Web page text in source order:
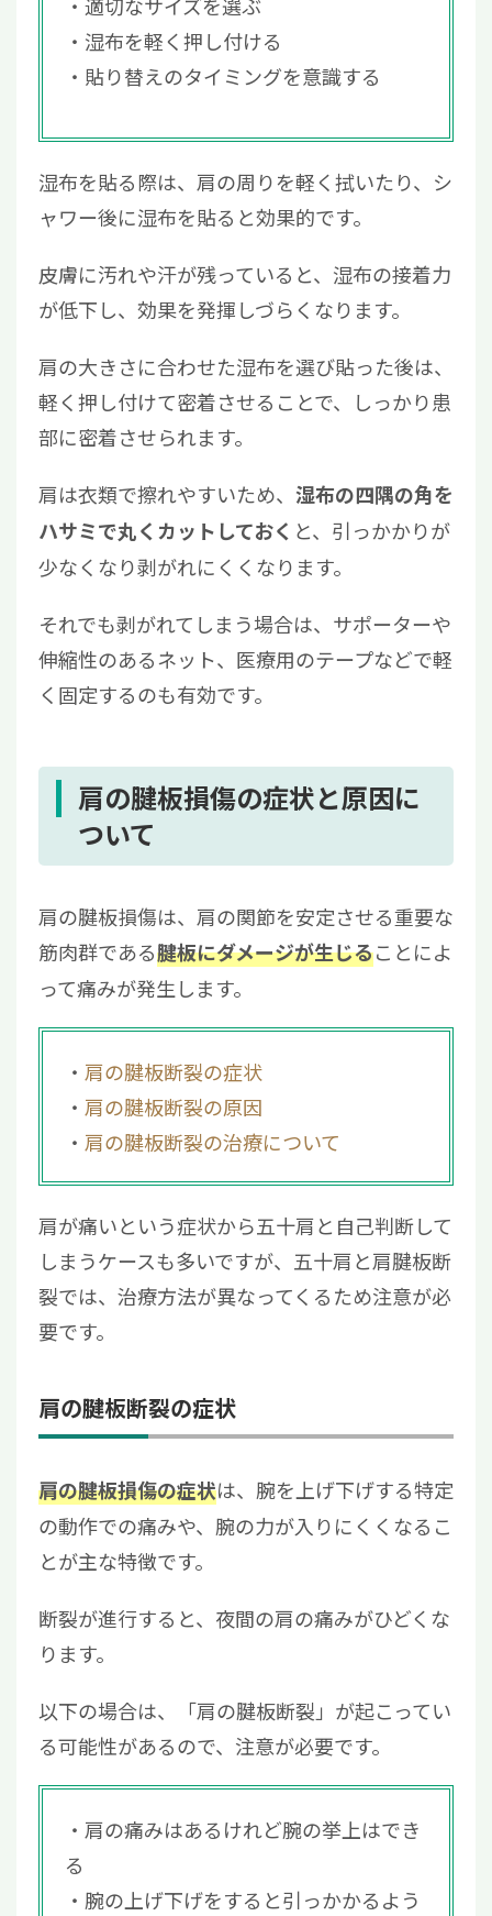
湿布を軽く押し付ける
貼り替えのタイミングを意識する
湿布を貼る際は、肩の周りを軽く拭いたり、シ
ャワー後に湿布を貼ると効果的です。
皮膚に汚れや汗が残っていると、湿布の接着力
が低下し、効果を発揮しづらくなります。
肩の大きさに合わせた湿布を選び貼った後は、
軽く押し付けて密着させることで、しっかり患
部に密着させられます。
肩は衣類で擦れやすいため、 湿布の四隅の角を
ハサミで丸くカットしておく と、引っかかりが
少なくなり剥がれにくくなります。
それでも剥がれてしまう場合は、サポーターや
伸縮性のあるネット、医療用のテープなどで軽
く固定するのも有効です。
肩の腱板損傷の症状と原因に
ついて
肩の腱板損傷は、肩の関節を安定させる重要な
筋肉群である腱板にダメージが生じることによ
って痛みが発生します。
肩の腱板断裂の症状
肩の腱板断裂の原因
肩の腱板断裂の治療について
肩が痛いという症状から五十肩と自己判断して
しまうケースも多いですが、五十肩と肩腱板断
裂では、治療方法が異なってくるため注意が必
要です。
肩の腱板断裂の症状
肩の腱板損傷の症状は、腕を上げ下げする特定
の動作での痛みや、腕の力が入りにくくなるこ
とが主な特徴です。
断裂が進行すると、夜間の肩の痛みがひどくな
ります。
以下の場合は、「肩の腱板断裂」が起こってい
る可能性があるので、注意が必要です。
肩の痛みはあるけれど腕の挙上はでき
る
腕の上げ下げをすると引っかかるよう